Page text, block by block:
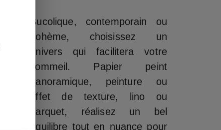
Bucolique, contemporain ou
bohème, choisissez un
univers qui facilitera votre
sommeil. Papier peint
panoramique, peinture ou
effet de texture, lino ou
parquet, réalisez un bel
équilibre tout en nuance pour